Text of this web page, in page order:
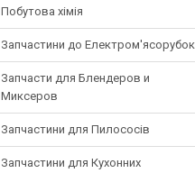
Побутова хімія
Запчастини до Електром'ясорубок
Запчасти для Блендеров и
Миксеров
Запчастини для Пилососів
Запчастини для Кухонних